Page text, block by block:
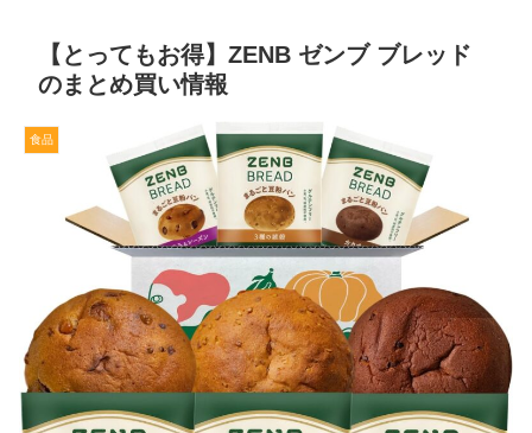
【とってもお得】ZENB ゼンブ ブレッド
のまとめ買い情報
食品